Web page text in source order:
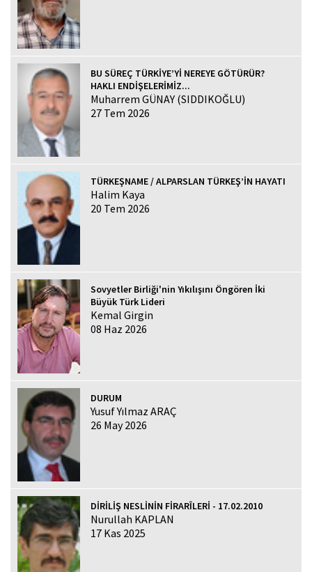
BU SÜREÇ TÜRKİYE’Yİ NEREYE GÖTÜRÜR?
HAKLI ENDİŞELERİMİZ...
Muharrem GÜNAY (SIDDIKOĞLU)
27 Tem 2026
TÜRKEŞNAME / ALPARSLAN TÜRKEŞ’İN HAYATI
Halim Kaya
20 Tem 2026
Sovyetler Birliği'nin Yıkılışını Öngören İki
Büyük Türk Lideri
Kemal Girgin
08 Haz 2026
DURUM
Yusuf Yılmaz ARAÇ
26 May 2026
DİRİLİŞ NESLİNİN FİRARÎLERİ - 17.02.2010
Nurullah KAPLAN
17 Kas 2025